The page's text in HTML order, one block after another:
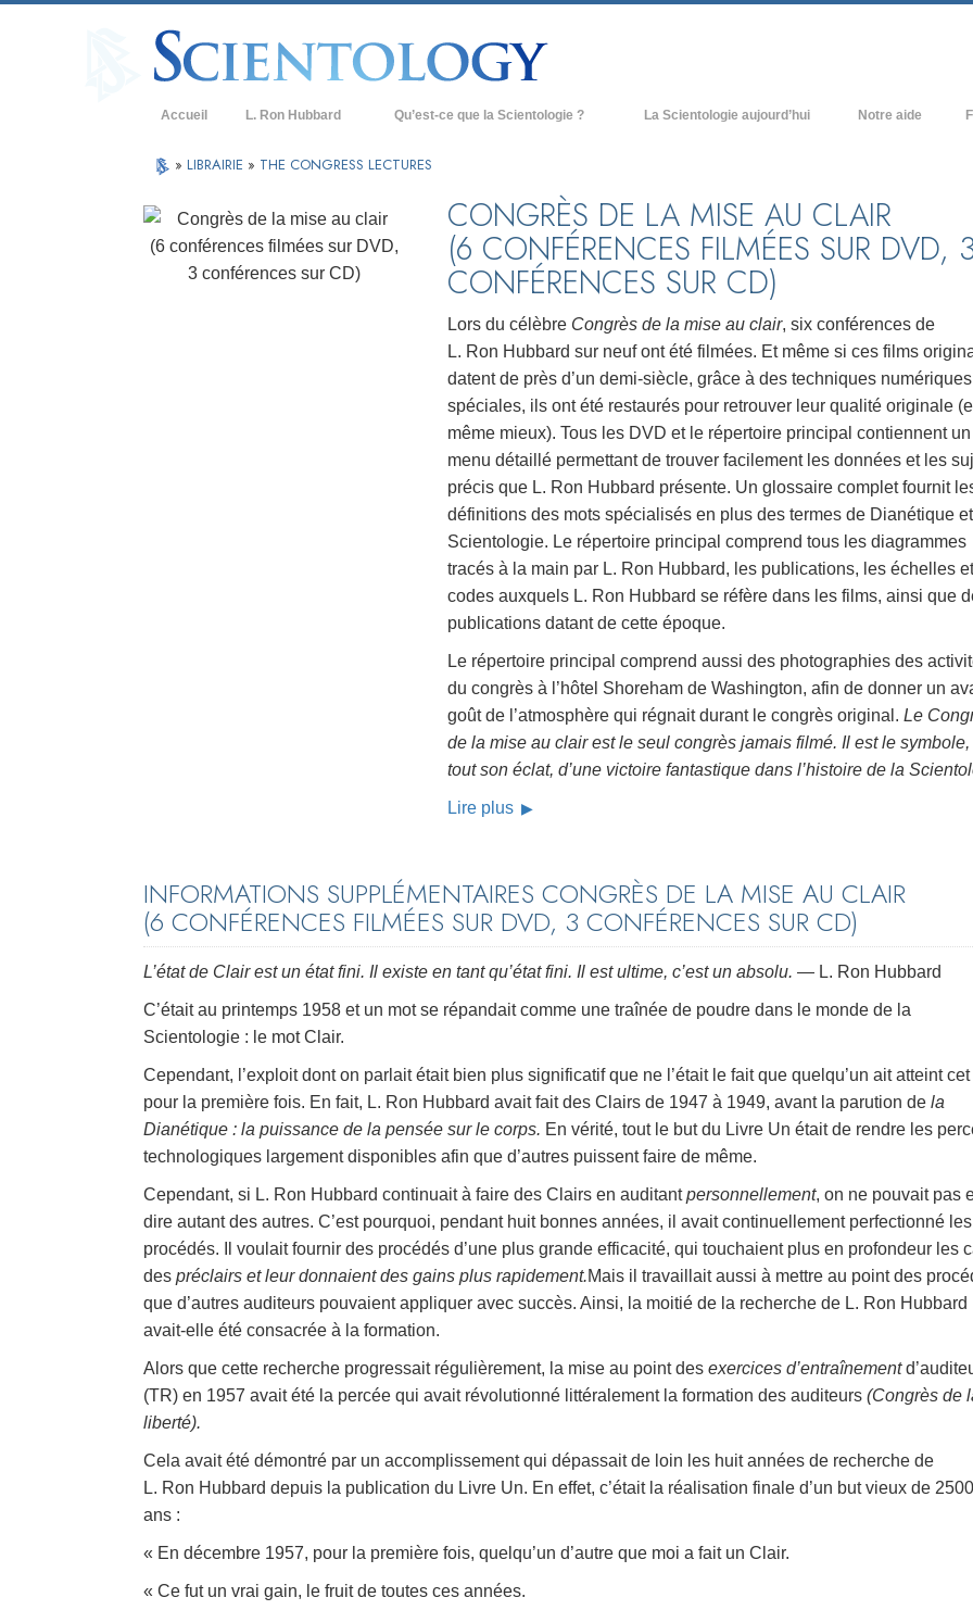
Accueil L. Ron Hubbard Qu’est-ce que la Scientologie ?
Credos et Codes de Scientologie
Les scientologues et la Scientologie
Rencontrez un scientologue
À l’intérieur d’une église
Les principes de base de la Scientologie
La Dianétique : Une introduction
Qu’est-ce que la grandeur ?
La Scientologie aujourd’hui
Organisations avancées
Base à terre de Flag
Freewinds
Apporter la Scientologie au monde
entier
David Miscavige - Chef ecclésiastique
de la Scientologie
Notre aide
À
» LIBRAIRIE » THE CONGRESS LECTURES
CONGRÈS DE LA MISE AU CLAIR
(6 CONFÉRENCES FILMÉES SUR DVD,
CONFÉRENCES SUR CD)
Lors du célèbre Congrès de la mise au clair, six conférences de
L. Ron Hubbard sur neuf ont été filmées. Et même si ces films
datent de près d’un demi-siècle, grâce à des techniques numériques
spéciales, ils ont été restaurés pour retrouver leur qualité originale
même mieux). Tous les DVD et le répertoire principal contiennent un
menu détaillé permettant de trouver facilement les données et les
précis que L. Ron Hubbard présente. Un glossaire complet fournit
définitions des mots spécialisés en plus des termes de Dianétique
Scientologie. Le répertoire principal comprend tous les diagrammes
tracés à la main par L. Ron Hubbard, les publications, les échelles
codes auxquels L. Ron Hubbard se réfère dans les films, ainsi que
publications datant de cette époque.
Le répertoire principal comprend aussi des photographies des
du congrès à l’hôtel Shoreham de Washington, afin de donner un
goût de l’atmosphère qui régnait durant le congrès original. Le
de la mise au clair est le seul congrès jamais filmé. Il est le
tout son éclat, d’une victoire fantastique dans l’histoire de la
Lire plus
INFORMATIONS SUPPLÉMENTAIRES CONGRÈS DE LA MISE AU CLAIR
(6 CONFÉRENCES FILMÉES SUR DVD, 3 CONFÉRENCES SUR CD)
L’état de Clair est un état fini. Il existe en tant qu’état fini. Il est ultime, c’est un absolu. — L. Ron Hubbard
C’était au printemps 1958 et un mot se répandait comme une traînée de poudre dans le monde de la
Scientologie : le mot Clair.
Cependant, l’exploit dont on parlait était bien plus significatif que ne l’était le fait que quelqu’un ait atteint cet
pour la première fois. En fait, L. Ron Hubbard avait fait des Clairs de 1947 à 1949, avant la parution de la
Dianétique : la puissance de la pensée sur le corps. En vérité, tout le but du Livre Un était de rendre les
technologiques largement disponibles afin que d’autres puissent faire de même.
Cependant, si L. Ron Hubbard continuait à faire des Clairs en auditantpersonnellement, on ne pouvait pas
dire autant des autres. C’est pourquoi, pendant huit bonnes années, il avait continuellement perfectionné les
procédés. Il voulait fournir des procédés d’une plus grande efficacité, qui touchaient plus en profondeur les
des préclairs et leur donnaient des gains plus rapidement.Mais il travaillait aussi à mettre au point des
que d’autres auditeurs pouvaient appliquer avec succès. Ainsi, la moitié de la recherche de L. Ron Hubbard
avait-elle été consacrée à la formation.
Alors que cette recherche progressait régulièrement, la mise au point des exercices d’entraînement
(TR) en 1957 avait été la percée qui avait révolutionné littéralement la formation des auditeurs (Congrès de
liberté).
Cela avait été démontré par un accomplissement qui dépassait de loin les huit années de recherche de
L. Ron Hubbard depuis la publication du Livre Un. En effet, c’était la réalisation finale d’un but vieux de 2500
ans :
« En décembre 1957, pour la première fois, quelqu’un d’autre que moi a fait un Clair.
« Ce fut un vrai gain, le fruit de toutes ces années.